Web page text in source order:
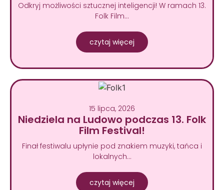
Odkryj możliwości sztucznej inteligencji! W ramach 13.
Folk Film…
czytaj więcej
15 lipca, 2026
Niedziela na Ludowo podczas 13. Folk
Film Festival!
Finał festiwalu upłynie pod znakiem muzyki, tańca i
lokalnych…
czytaj więcej